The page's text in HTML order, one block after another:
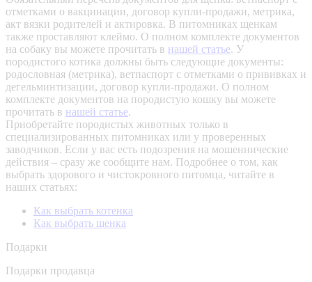
отметками о вакцинации, договор купли-продажи, метрика,
акт вязки родителей и актировка. В питомниках щенкам
также проставляют клеймо. О полном комплекте документов
на собаку вы можете прочитать в нашей статье. У
породистого котика должны быть следующие документы:
родословная (метрика), ветпаспорт с отметками о прививках и
дегельминтизации, договор купли-продажи. О полном
комплекте документов на породистую кошку вы можете
прочитать в нашей статье.
Приобретайте породистых животных только в
специализированных питомниках или у проверенных
заводчиков. Если у вас есть подозрения на мошеннические
действия – сразу же сообщите нам. Подробнее о том, как
выбрать здорового и чистокровного питомца, читайте в
наших статьях:
Как выбрать котенка
Как выбрать щенка
Подарки
Подарки продавца